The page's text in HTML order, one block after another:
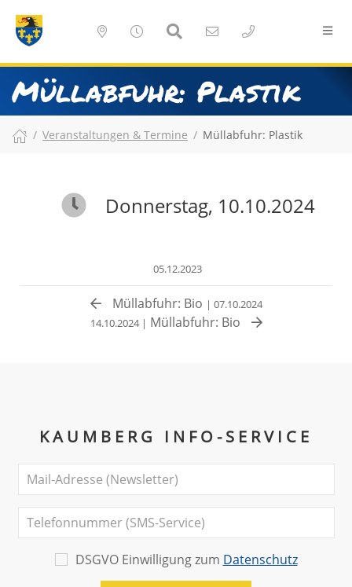
Müllabfuhr: Plastik
Veranstaltungen & Termine Müllabfuhr: Plastik
Donnerstag, 10.10.2024
05.12.2023
Müllabfuhr: Bio | 07.10.2024
14.10.2024 | Müllabfuhr: Bio
KAUMBERG INFO-SERVICE
DSGVO Einwilligung zum Datenschutz